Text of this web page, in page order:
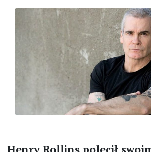
Henry Rollins polecił